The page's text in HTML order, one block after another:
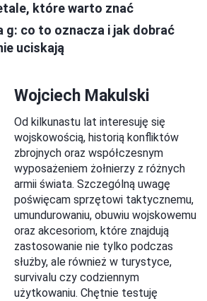
które warto znać
g: co to oznacza i jak dobrać
uciskają
Wojciech Makulski
Od kilkunastu lat interesuję się
wojskowością, historią konfliktów
zbrojnych oraz współczesnym
wyposażeniem żołnierzy z różnych
armii świata. Szczególną uwagę
poświęcam sprzętowi taktycznemu,
umundurowaniu, obuwiu wojskowemu
oraz akcesoriom, które znajdują
zastosowanie nie tylko podczas
służby, ale również w turystyce,
survivalu czy codziennym
użytkowaniu. Chętnie testuję